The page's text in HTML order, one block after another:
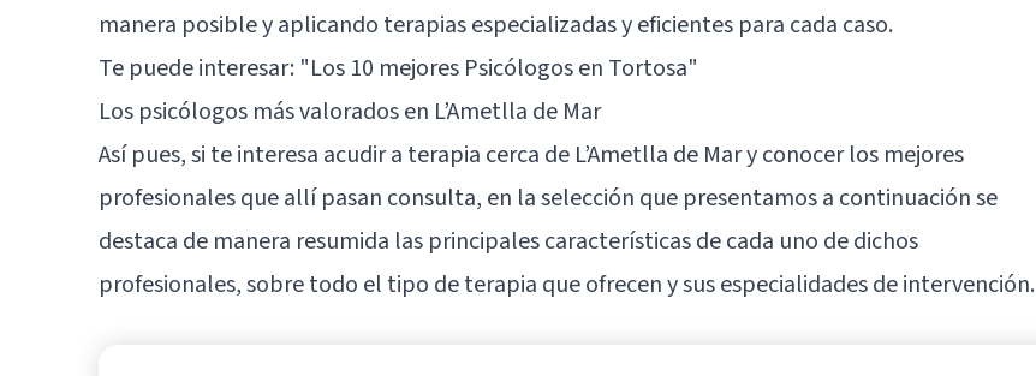
manera posible y aplicando terapias especializadas y eficientes para cada caso.
Te puede interesar: "Los 10 mejores Psicólogos en Tortosa"
Los psicólogos más valorados en L’Ametlla de Mar
Así pues, si te interesa acudir a terapia cerca de L’Ametlla de Mar y conocer los mejores
profesionales que allí pasan consulta, en la selección que presentamos a continuación se
destaca de manera resumida las principales características de cada uno de dichos
profesionales, sobre todo el tipo de terapia que ofrecen y sus especialidades de intervención.